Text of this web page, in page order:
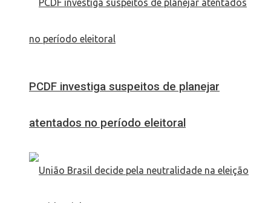
PCDF investiga suspeitos de planejar
atentados no período eleitoral